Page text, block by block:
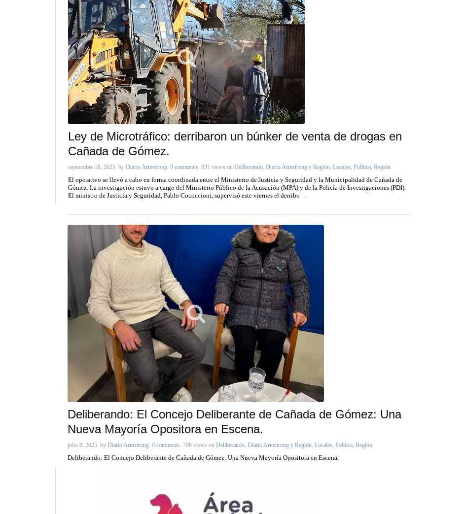
Ley de Microtráfico: derribaron un búnker de venta de drogas en
Cañada de Gómez.
septiembre 28, 2025 by Diario Armstrong 0 comments 831 views on Deliberando, Diario Armstrong y Región, Locales, Política, Región
El operativo se llevó a cabo en forma coordinada entre el Ministerio de Justicia y Seguridad y la Municipalidad de Cañada de
Gómez. La investigación estuvo a cargo del Ministerio Público de la Acusación (MPA) y de la Policía de Investigaciones (PDI).
El ministro de Justicia y Seguridad, Pablo Cococcioni, supervisó este viernes el derribo …
Deliberando: El Concejo Deliberante de Cañada de Gómez: Una
Nueva Mayoría Opositora en Escena.
julio 8, 2025 by Diario Armstrong 0 comments 708 views on Deliberando, Diario Armstrong y Región, Locales, Política, Región
Deliberando: El Concejo Deliberante de Cañada de Gómez: Una Nueva Mayoría Opositora en Escena.